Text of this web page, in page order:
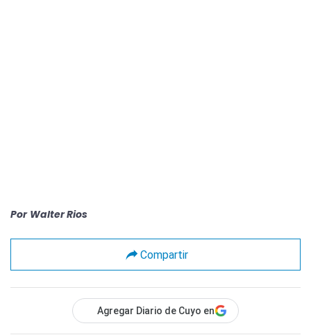
Por Walter Rios
Compartir
Agregar Diario de Cuyo en